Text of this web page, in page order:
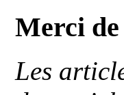
Merci de
Les